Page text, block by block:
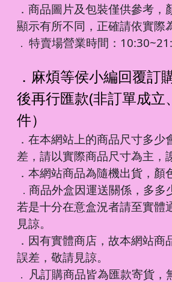
．商品圖片及包裝僅供參考，
顯示有所不同，正確請依實際
． 特賣場營業時間：
．麻煩等侯小編回覆訂
後再行匯款(非訂單成立
件）
．在本網站上的商品尺寸多少
差，請以實際商品尺寸為主，
．本網站商品為隨機出貨，顏
． 商品外盒因運送關係，多多
若是十分在意盒況者請至實體
見諒。
．因有實體商店，故本網站商
誤差，敬請見諒。
． 凡訂購商品皆為匯款寄貨，